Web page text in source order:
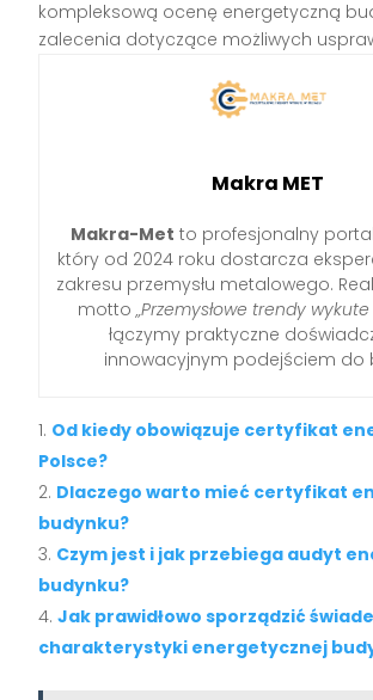
kompleksową ocenę energetyczną
zalecenia dotyczące możliwych
Makra MET
Makra-Met to profesjonalny
który od 2024 roku dostarcza
zakresu przemysłu metalowego.
motto„Przemysłowe trendy
łączymy praktyczne
innowacyjnym podejściem do
Od kiedy obowiązuje certyfikat
Polsce?
Dlaczego warto mieć certyfikat
budynku?
Czym jest i jak przebiega audyt
budynku?
Jak prawidłowo sporządzić
charakterystyki energetycznej